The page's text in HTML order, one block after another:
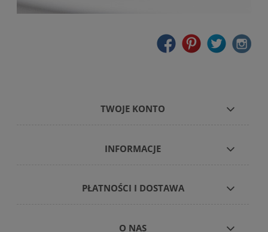
TWOJE KONTO
INFORMACJE
PŁATNOŚCI I DOSTAWA
O NAS